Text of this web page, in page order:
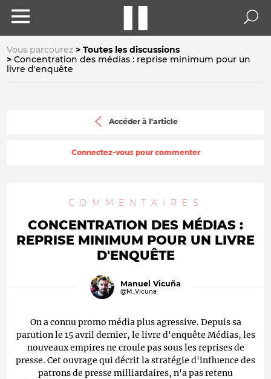
Vous parcourez
Toutes les discussions
Concentration des médias : reprise minimum pour un
livre d'enquête
Accéder à l'article
Connectez-vous pour commenter
COMMENTAIRES
CONCENTRATION DES MÉDIAS :
REPRISE MINIMUM POUR UN LIVRE
D'ENQUÊTE
Manuel Vicuña
@M_Vicuna
On a connu promo média plus agressive. Depuis sa
parution le 15 avril dernier, le livre d'enquête Médias, les
nouveaux empires ne croule pas sous les reprises de
presse. Cet ouvrage qui décrit la stratégie d'influence des
patrons de presse milliardaires, n'a pas retenu